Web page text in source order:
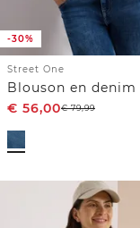
-30%
Street One
€ 56,00€79,99